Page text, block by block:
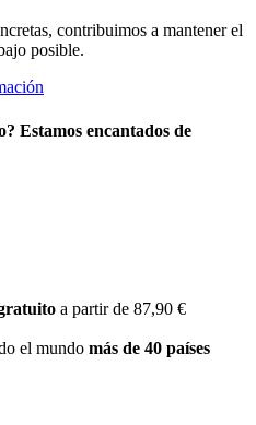
contribuimos a mantener el
posible.
Estamos encantados de
a partir de 87,90 €
el mundo más de 40 países